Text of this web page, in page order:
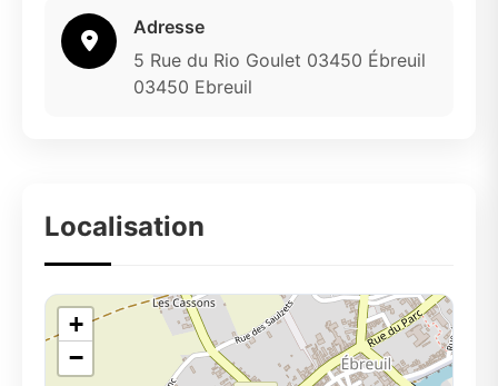
Adresse
5 Rue du Rio Goulet 03450 Ébreuil
03450 Ebreuil
Localisation
+
−